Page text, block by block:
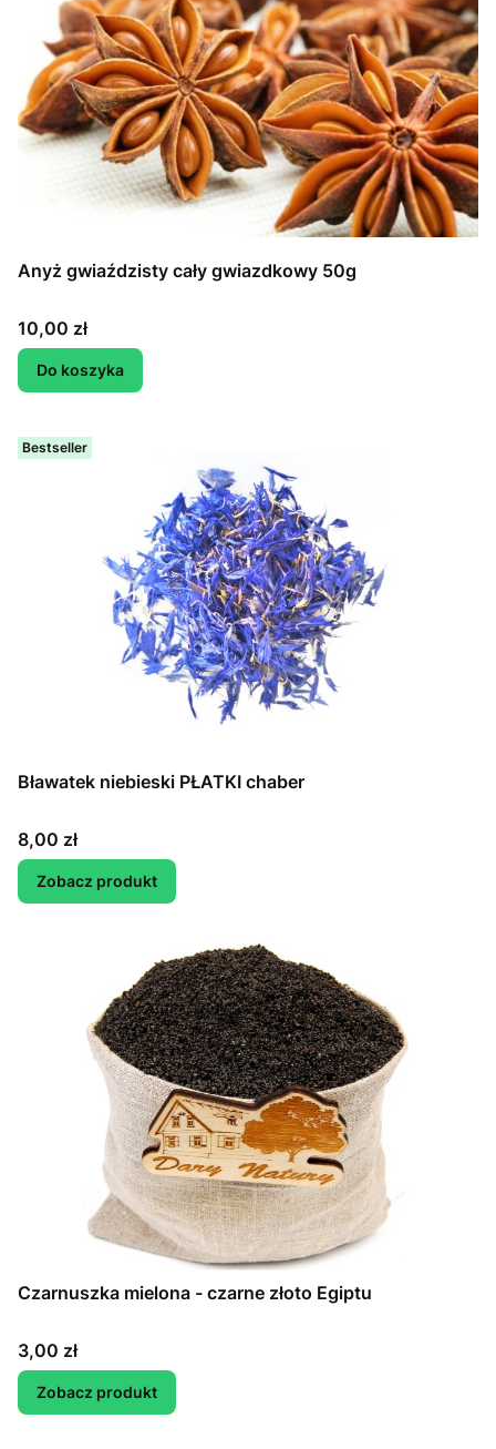
Anyż gwiaździsty cały gwiazdkowy 50g
Cena
10,00 zł
Do koszyka
Bestseller
Bławatek niebieski PŁATKI chaber
Cena
8,00 zł
Zobacz produkt
Czarnuszka mielona - czarne złoto Egiptu
Cena
3,00 zł
Zobacz produkt